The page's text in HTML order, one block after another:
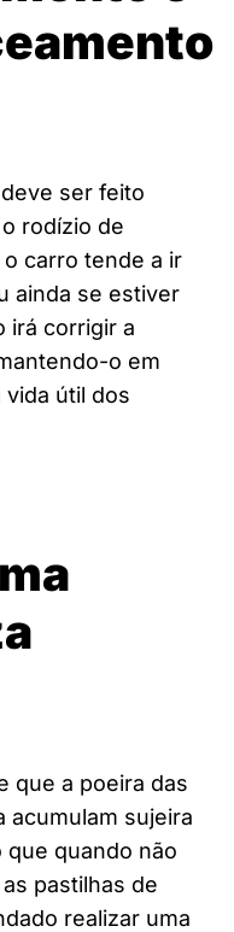
ser feito
rodízio de
carro tende a ir
ainda se estiver
irá corrigir a
o em
vida útil dos
que a poeira das
acumulam sujeira
quando não
pastilhas de
realizar uma